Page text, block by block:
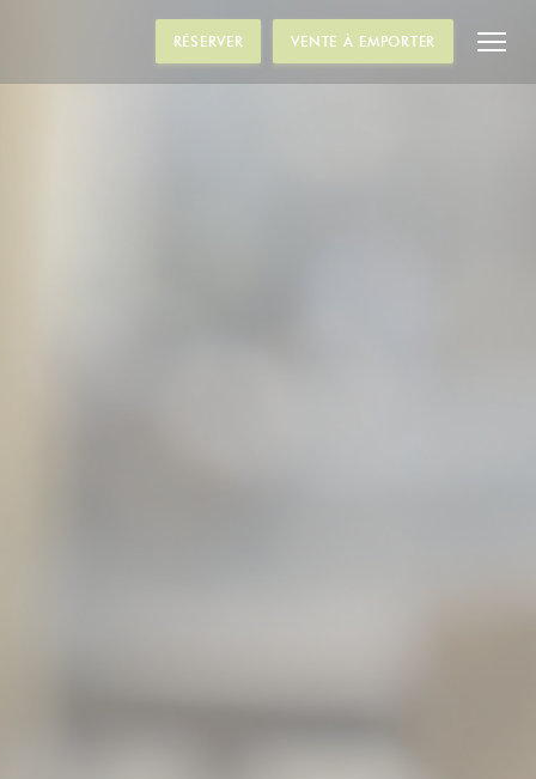
RÉSERVER VENTE À EMPORTER